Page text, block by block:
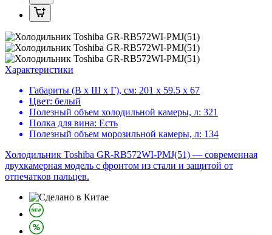
Характеристики
Габариты (В х Ш х Г), см: 201 х 59.5 х 67
Цвет: белый
Полезный объем холодильной камеры, л: 321
Полка для вина: Есть
Полезный объем морозильной камеры, л: 134
Холодильник Toshiba GR-RB572WI-PMJ(51) — современная
двухкамерная модель с фронтом из стали и защитой от
отпечатков пальцев.